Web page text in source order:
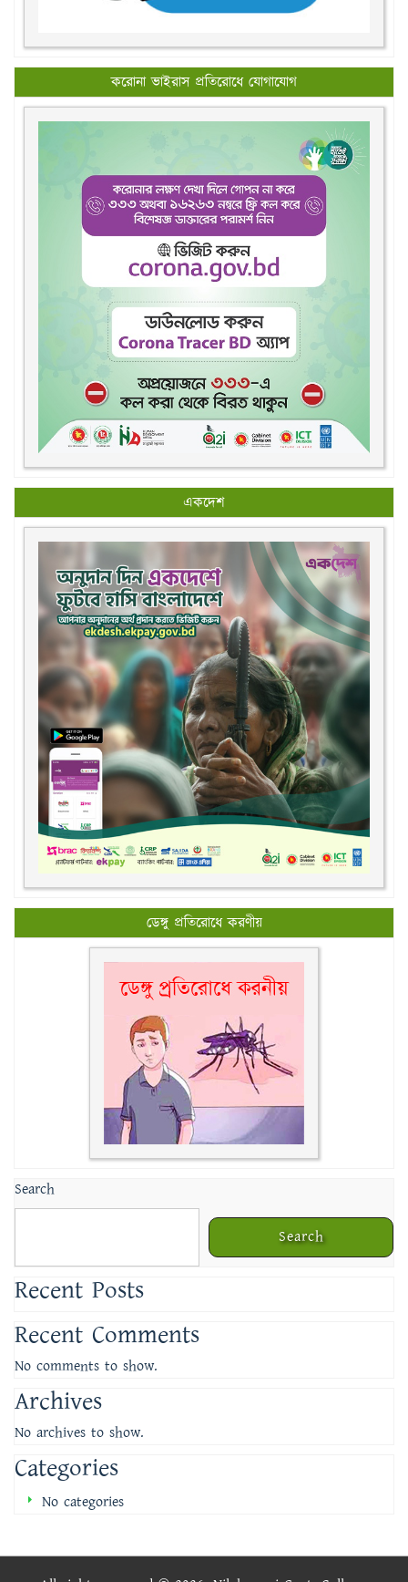
করোনা ভাইরাস প্রতিরোধে যোগাযোগ
একদেশ
ডেঙ্গু প্রতিরোধে করণীয়
Search
Search
Recent Posts
Recent Comments
No comments to show.
Archives
No archives to show.
Categories
No categories